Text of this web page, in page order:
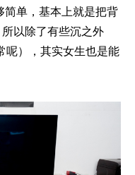
单，基本上就是把背
以除了有些沉之外
呢），其实女生也是能